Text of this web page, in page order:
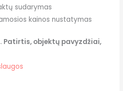
sudarymas
kainos nustatymas
Patirtis, objektų pavyzdžiai,